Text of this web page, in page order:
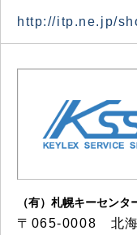
http://itp.ne.jp/
（有）札幌キーセンタ
〒065-0008 北海